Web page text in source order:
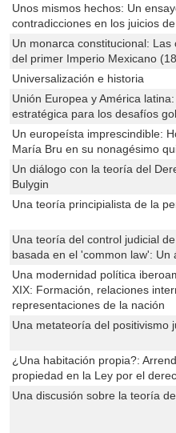
Unos mismos hechos: Un
contradicciones en los juicios
Un monarca constitucional: Las
del primer Imperio Mexicano
Universalización e historia
Unión Europea y América
estratégica para los desafíos
Un europeísta imprescindible:
María Bru en su nonagésimo
Un diálogo con la teoría del
Bulygin
Una teoría principialista de la
Una teoría del control judicial
basada en el 'common law': Un
Una modernidad política
XIX: Formación, relaciones
representaciones de la nación
Una metateoría del positivismo
¿Una habitación propia?:
propiedad en la Ley por el
Una discusión sobre la teoría